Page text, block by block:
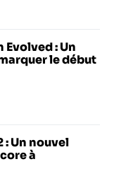
Evolved : Un
le début
: Un nouvel
à